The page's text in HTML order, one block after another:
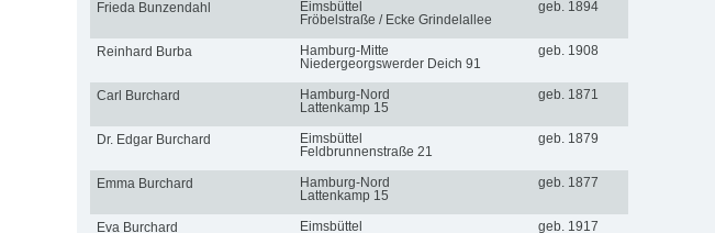
Frieda Bunzendahl
Eimsbüttel
Fröbelstraße / Ecke Grindelallee
geb. 1894
Reinhard Burba
Hamburg-Mitte
Niedergeorgswerder Deich 91
geb. 1908
Carl Burchard
Hamburg-Nord
Lattenkamp 15
geb. 1871
Dr. Edgar Burchard
Eimsbüttel
Feldbrunnenstraße 21
geb. 1879
Emma Burchard
Hamburg-Nord
Lattenkamp 15
geb. 1877
Eva Burchard
Eimsbüttel
geb. 1917